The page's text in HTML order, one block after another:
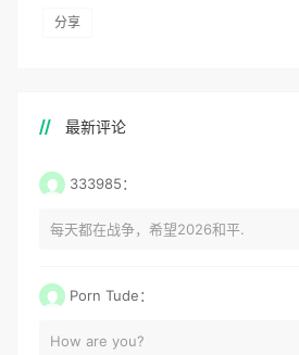
分享
最新评论
333985：
每天都在战争，希望2026和平.
Porn Tude：
How are you?